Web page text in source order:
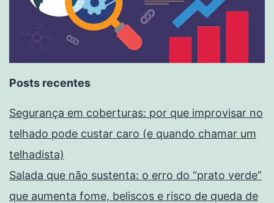
Posts recentes
Segurança em coberturas: por que improvisar no
telhado pode custar caro (e quando chamar um
telhadista)
Salada que não sustenta: o erro do “prato verde”
que aumenta fome, beliscos e risco de queda de